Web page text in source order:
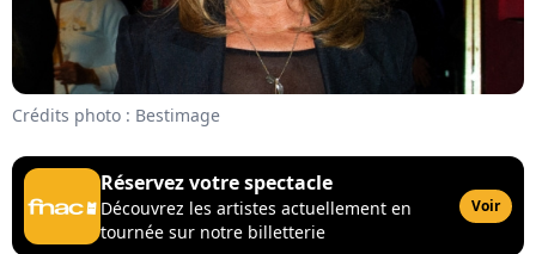
Crédits photo : Bestimage
Réservez votre spectacle
Découvrez les artistes actuellement en
tournée sur notre billetterie
Voir